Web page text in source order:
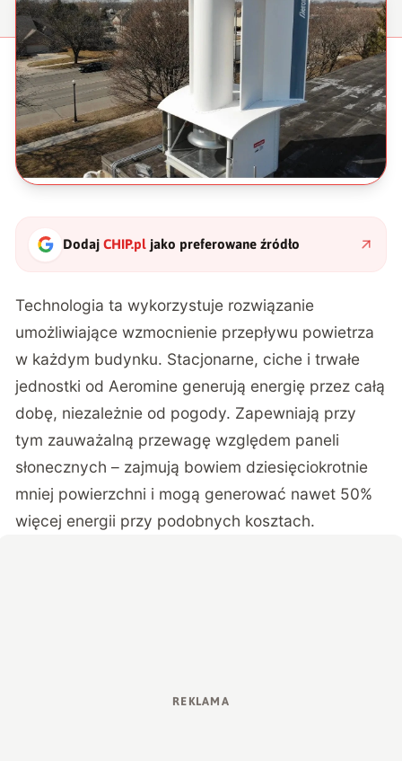
DodajCHIP.pl jako preferowane źródło
Technologia ta wykorzystuje rozwiązanie
umożliwiające wzmocnienie przepływu powietrza
w każdym budynku. Stacjonarne, ciche i trwałe
jednostki od Aeromine generują energię przez całą
dobę, niezależnie od pogody. Zapewniają przy
tym zauważalną przewagę względem paneli
słonecznych – zajmują bowiem dziesięciokrotnie
mniej powierzchni i mogą generować nawet 50%
więcej energii przy podobnych kosztach.